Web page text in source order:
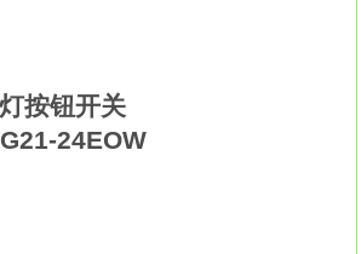
按钮开关
24EOW